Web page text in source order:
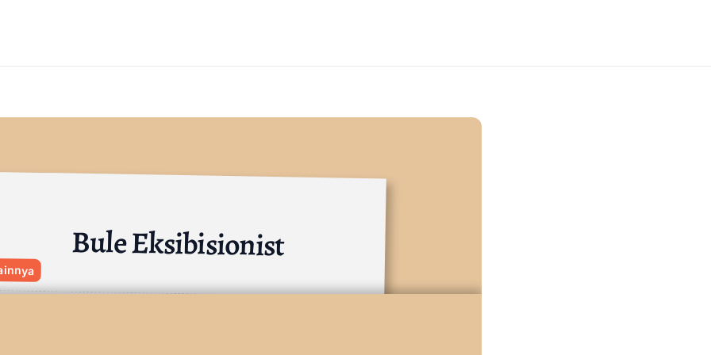
Bule Eksibisionist